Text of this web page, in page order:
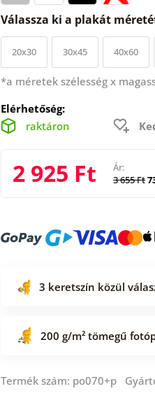
Válassza ki a plakát
20x30 30x45 40x60
*a méretek szélesség x
Elérhetőség:
raktáron
2 925 Ft
Ár:
3 655 Ft
3 keretszín közül
200 g/m² tömegű
Termék szám: po070+p